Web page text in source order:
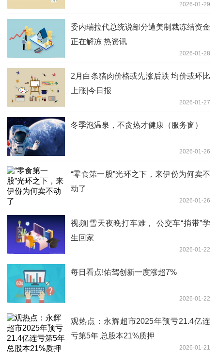
2026-01-29
委内瑞拉代总统说部分遭美制裁冻结资金
正在解冻 热资讯
2026-01-28
2月白条猪肉价格或先涨后跌 均价或环比
上涨|今日报
2026-01-27
冬季泡温泉，不贪热才健康（服务窗）
2026-01-26
“零食第一股”光环之下，来伊份为何卖不
动了
2026-01-26
视频|雪天夜晚打车难， 公交车“捎带”学
生回家
2026-01-22
每日看点!佑驾创新一度涨超7%
2026-01-22
观热点：永辉超市2025年预亏21.4亿连
亏第5年 总股本21%质押
2026-01-21